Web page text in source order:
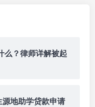
么？律师详解被起
源地助学贷款申请